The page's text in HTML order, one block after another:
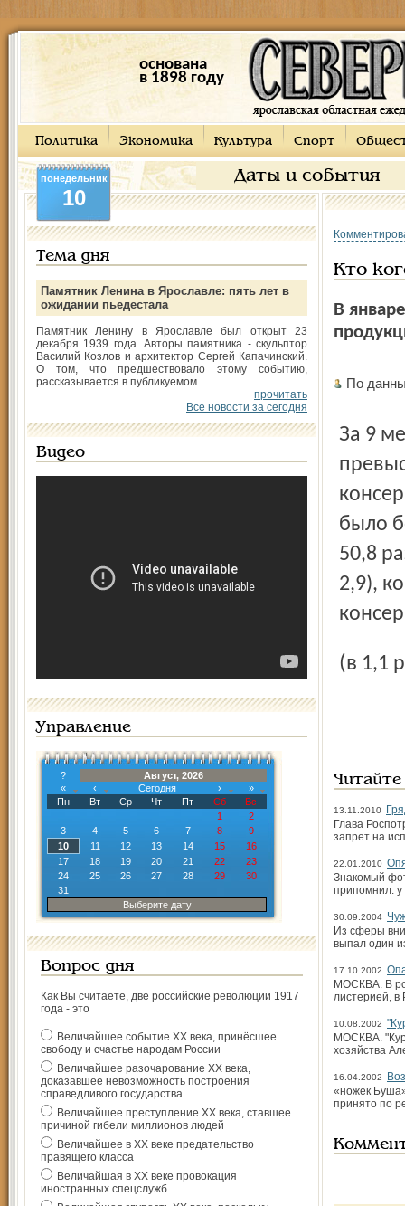
основана
в 1898 году
Политика Экономика Культура Спорт
Даты и события
понедельник
10
Тема дня
Памятник Ленина в Ярославле: пять лет в
ожидании пьедестала
Памятник Ленину в Ярославле был открыт 23
декабря 1939 года. Авторы памятника - скульптор
Василий Козлов и архитектор Сергей Капачинский.
О том, что предшествовало этому событию,
рассказывается в публикуемом ...
прочитать
Все новости за сегодня
Видео
Управление
?
Август, 2026
«
‹ Сегодня ›
»
Пн
Вт Ср Чт Пт Сб
Вс
1
2
3
4 5 6 7 8
9
10
11 12 13 14 15
16
17
18 19 20 21 22
23
24
25 26 27 28 29
30
31
Выберите дату
Вопрос дня
Как Вы считаете, две российские революции 1917
года - это
Величайшее событие ХХ века, принёсшее
свободу и счастье народам России
Величайшее разочарование ХХ века,
доказавшее невозможность построения
справедливого государства
Величайшее преступление ХХ века, ставшее
причиной гибели миллионов людей
Величайшее в ХХ веке предательство
правящего класса
Величайшая в ХХ веке провокация
иностранных спецслужб
Кто
В
По
За 9 месяцев текущего года вывоз из Ярославской области
было
50,8
2,9),
(в
13.11.2010
Глава
запрет на
22.01.2010
Знакомый
припомнил: у
30.09.2004
Из сферы
выпал один
17.10.2002
МОСКВА. В
листерией, в
10.08.2002
МОСКВА.
хозяйства
16.04.2002
«ножек
принято по